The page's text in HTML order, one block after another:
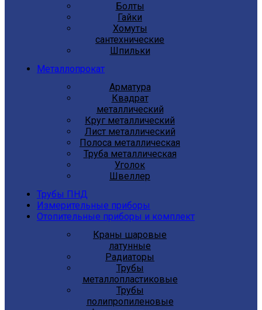
Болты
Гайки
Хомуты
сантехнические
Шпильки
Металлопрокат
Арматура
Квадрат
металлический
Круг металлический
Лист металлический
Полоса металлическая
Труба металлическая
Уголок
Швеллер
Трубы ПНД
Измерительные приборы
Отопительные приборы и комплект
Краны шаровые
латунные
Радиаторы
Трубы
металлопластиковые
Трубы
полипропиленовые